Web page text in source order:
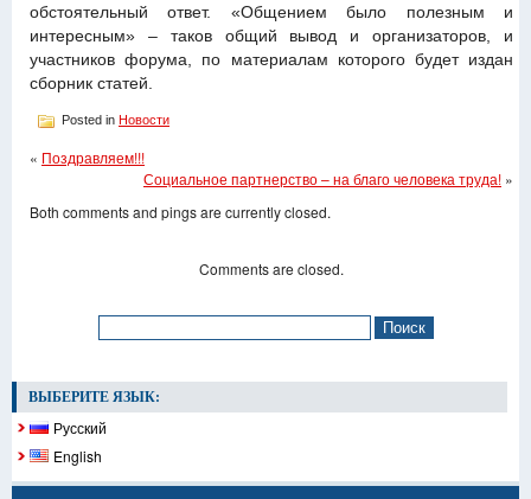
обстоятельный ответ. «Общением было полезным и
интересным» – таков общий вывод и организаторов, и
участников форума, по материалам которого будет издан
сборник статей.
Posted in Новости
« Поздравляем!!!
Социальное партнерство – на благо человека труда! »
Both comments and pings are currently closed.
Comments are closed.
ВЫБЕРИТЕ ЯЗЫК:
Русский
English